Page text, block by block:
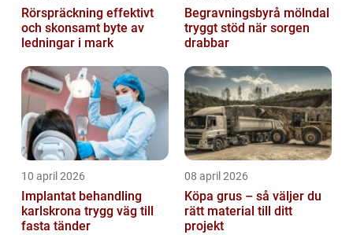
Rörspräckning effektivt
och skonsamt byte av
ledningar i mark
Begravningsbyrå mölndal
tryggt stöd när sorgen
drabbar
10 april 2026
Implantat behandling
karlskrona trygg väg till
fasta tänder
08 april 2026
Köpa grus – så väljer du
rätt material till ditt
projekt